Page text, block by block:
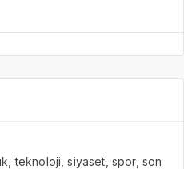
teknoloji, siyaset, spor, son